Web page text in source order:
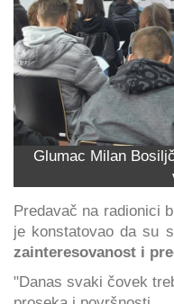
Glumac Milan
Predavač na radionici
je konstatovao da su
zainteresovanost i
"Danas svaki čovek